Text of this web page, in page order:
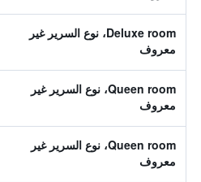
Deluxe room، نوع السرير غير
معروف
Queen room، نوع السرير غير
معروف
Queen room، نوع السرير غير
معروف